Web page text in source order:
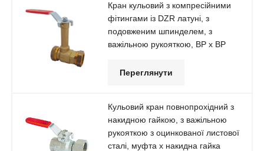
Кран кульовий з компресійними
фітингами із DZR латуні, з
подовженим шпинделем, з
важільною рукояткою, ВР х ВР
Переглянути
Кульовий кран повнопрохідний з
накидною гайкою, з важільною
рукояткою з оцинкованої листової
сталі, муфта х накидна гайка